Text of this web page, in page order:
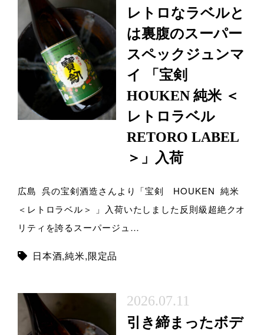
レトロなラベルと
は裏腹のスーパー
スペックジュンマ
イ 「宝剣
HOUKEN 純米 ＜
レトロラベル
RETORO LABEL
＞」入荷
広島 呉の宝剣酒造さんより「宝剣 HOUKEN 純米
＜レトロラベル＞ 」入荷いたしました反則級超絶クオ
リティを誇るスーパージュ…
日本酒,純米,限定品
2026.07.11
引き締まったボデ